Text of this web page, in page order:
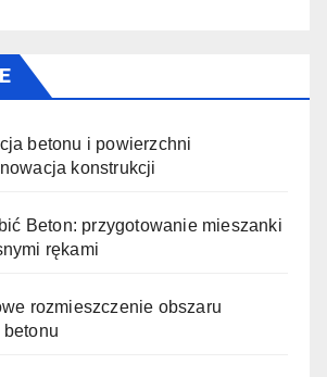
betonu i powierzchni
konstrukcji
Beton: przygotowanie mieszanki
rękami
rozmieszczenie obszaru